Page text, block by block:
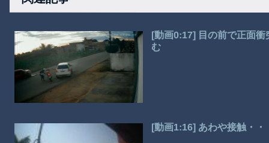
[動画0:17] 目の前で正面
む
[動画1:16] あわや接触・